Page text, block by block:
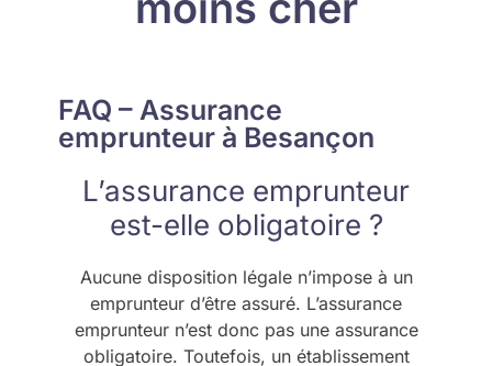
FAQ – Assurance
emprunteur à Besançon
L’assurance emprunteur
est-elle obligatoire ?
Aucune disposition légale n’impose à un
emprunteur d’être assuré. L’assurance
emprunteur n’est donc pas une assurance
obligatoire. Toutefois, un établissement